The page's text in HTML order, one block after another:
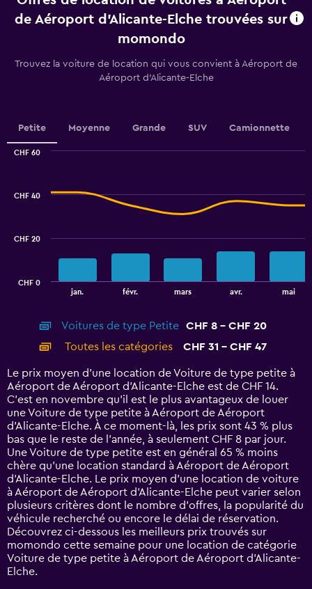
Range:
91
chart
displaying
values.
Range:
9.
de Aéroport d'Alicante-Elche trouvées sur
momondo
Trouvez la voiture de location qui vous convient à Aéroport de
Aéroport d'Alicante-Elche
Petite Moyenne Grande SUV Camionnette
displaying
categories.
Range:
14
categories.
The
chart
has
1
Y
axis
displaying
values.
Range:
0
to
60.
jan. févr. mars avr. mai
CHF 0
CHF 20
CHF 40
CHF 60
Voitures de type Petite
CHF 8 - CHF 20
Toutes les catégories
CHF 31 - CHF 47
Le prix moyen d’une location de Voiture de type petite à
Aéroport de Aéroport d'Alicante-Elche est de CHF 14.
C’est en novembre qu'il est le plus avantageux de louer
une Voiture de type petite à Aéroport de Aéroport
d'Alicante-Elche. À ce moment-là, les prix sont 43 % plus
bas que le reste de l’année, à seulement CHF 8 par jour.
Une Voiture de type petite est en général 65 % moins
chère qu'une location standard à Aéroport de Aéroport
d'Alicante-Elche. Le prix moyen d’une location de voiture
à Aéroport de Aéroport d'Alicante-Elche peut varier selon
plusieurs critères dont le nombre d’offres, la popularité du
véhicule recherché ou encore le délai de réservation.
Découvrez ci-dessous les meilleurs prix trouvés sur
momondo cette semaine pour une location de catégorie
Voiture de type petite à Aéroport de Aéroport d'Alicante-
Elche.